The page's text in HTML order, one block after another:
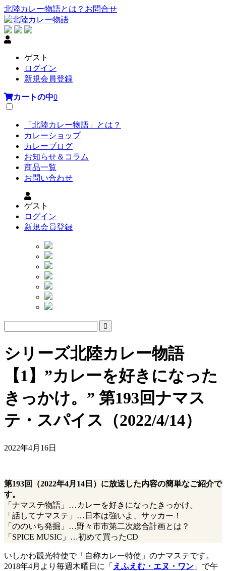
北陸カレー物語とは？ お問合せ
ゲスト
ログイン
新規会員登録
カートの中0
「北陸カレー物語」とは？
カレーショップ
カレーブログ
お知らせ＆コラム
商品一覧
お問い合わせ
ゲスト
ログイン
新規会員登録
シリーズ北陸カレー物語
【1】”カレーを好きになった
きっかけ。” 第193回ナマス
テ・スパイス（2022/4/14）
2022年4月16日
第193回（2022年4月14日）に放送した内容の簡単なご紹介で
す。
「ナマステ物語」…カレーを好きになったきっかけ。
「話してナマステ」…日本は強いよ、サッカー！
「ののいち発掘」…野々市市第二次総合計画とは？
「SPICE MUSIC」…初めて買ったCD
いしかわ観光特使で「自称カレー特使」のナマステです。
2018年4月より毎週木曜日に「 えふえむ・エヌ・ワン 」で午